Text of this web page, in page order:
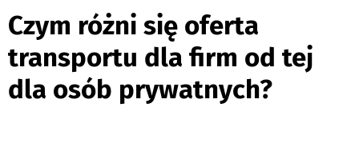
Czym różni się oferta
transportu dla firm od tej
dla osób prywatnych?